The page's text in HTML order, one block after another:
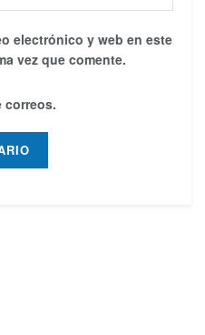
electrónico y web en este
vez que comente.
correos.